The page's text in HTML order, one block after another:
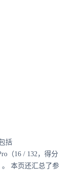
括
（16 / 132，得分
。 本页还汇总了参